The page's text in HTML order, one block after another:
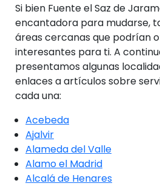
Si bien Fuente el Saz de
encantadora para mudarse,
áreas cercanas que podrían
interesantes para ti. A
presentamos algunas
enlaces a artículos sobre
cada una:
Acebeda
Ajalvir
Alameda del Valle
Alamo el Madrid
Alcalá de Henares